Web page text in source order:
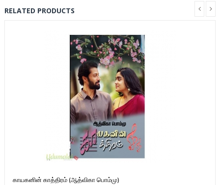
RELATED PRODUCTS
காயகனின் காத்திரம் (ஆத்விகா பொம்மு)